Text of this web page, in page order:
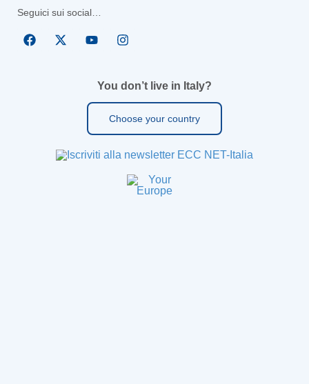
Seguici sui social…
You don’t live in Italy?
Choose your country